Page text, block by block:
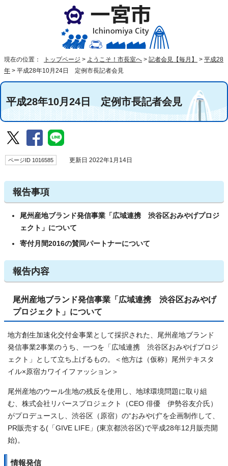
現在の位置： トップページ > ようこそ！市長室へ > 記者会見【毎月】 > 平成28
年 > 平成28年10月24日 定例市長記者会見
平成28年10月24日 定例市長記者会見
ページID 1016585 更新日 2022年1月14日
報告事項
尾州産地ブランド発信事業「広域連携 渋谷区おみやげプロジ
ェクト」について
寄付月間2016の賛同パートナーについて
報告内容
尾州産地ブランド発信事業「広域連携 渋谷区おみやげ
プロジェクト」について
地方創生加速化交付金事業として採択された、尾州産地ブランド
発信事業2事業のうち、一つを「広域連携 渋谷区おみやげプロジ
ェクト」として立ち上げるもの。＜他方は（仮称）尾州テキスタ
イル×原宿カワイイファッション＞
尾州産地のウール生地の残反を使用し、地球環境問題に取り組
む、株式会社リバースプロジェクト（CEO 俳優 伊勢谷友介氏）
がプロデュースし、渋谷区（原宿）の“おみやげ”を企画制作して、
PR販売する(「GIVE LIFE」(東京都渋谷区)で平成28年12月販売開
始)。
情報発信